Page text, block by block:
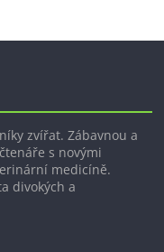
zvířat. Zábavnou a
s novými
medicíně.
divokých a